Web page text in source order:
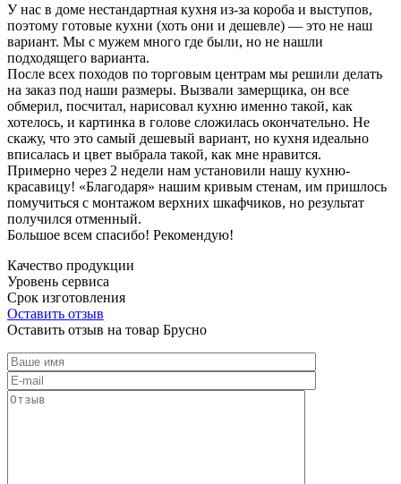
У нас в доме нестандартная кухня из-за короба и выступов,
поэтому готовые кухни (хоть они и дешевле) — это не наш
вариант. Мы с мужем много где были, но не нашли
подходящего варианта.
После всех походов по торговым центрам мы решили делать
на заказ под наши размеры. Вызвали замерщика, он все
обмерил, посчитал, нарисовал кухню именно такой, как
хотелось, и картинка в голове сложилась окончательно. Не
скажу, что это самый дешевый вариант, но кухня идеально
вписалась и цвет выбрала такой, как мне нравится.
Примерно через 2 недели нам установили нашу кухню-
красавицу! «Благодаря» нашим кривым стенам, им пришлось
помучиться с монтажом верхних шкафчиков, но результат
получился отменный.
Большое всем спасибо! Рекомендую!
Качество продукции
Уровень сервиса
Срок изготовления
Оставить отзыв
Оставить отзыв на товар Брусно